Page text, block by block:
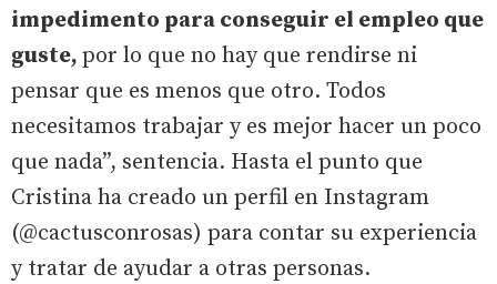
impedimento para conseguir el empleo que
guste, por lo que no hay que rendirse ni
pensar que es menos que otro. Todos
necesitamos trabajar y es mejor hacer un poco
que nada”, sentencia. Hasta el punto que
Cristina ha creado un perfil en Instagram
(@cactusconrosas) para contar su experiencia
y tratar de ayudar a otras personas.